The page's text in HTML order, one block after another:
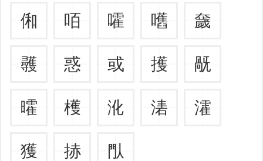
俰 咟 嚯 嚿 奯
彠 惑 或 擭 旤
曤 檴 沎 湱 瀖
獲 捇 閄